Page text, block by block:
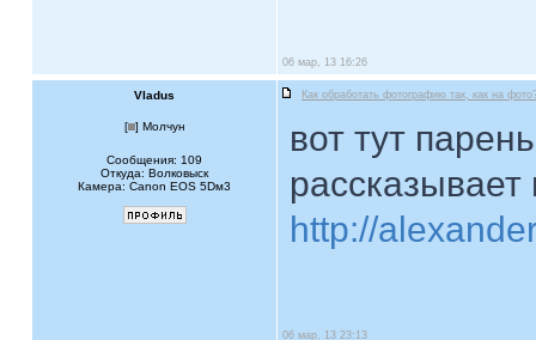
06 мар, 13 16:26
Vladus Как обработать фотографию так, как на
[ ] Молчун
Сообщения: 109
Откуда: Волковыск
Камера: Canon EOS 5Dм3
вот тут
http://
06 мар, 13 23:13